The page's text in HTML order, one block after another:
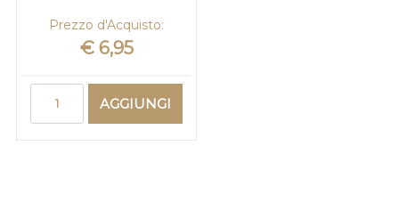
Prezzo d'Acquisto:
€ 6,95
AGGIUNGI